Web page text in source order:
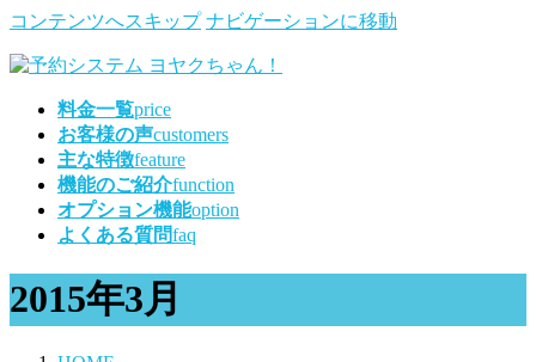
コンテンツへスキップ ナビゲーションに移動
料金一覧price
お客様の声customers
主な特徴feature
機能のご紹介function
オプション機能option
よくある質問faq
2015年3月